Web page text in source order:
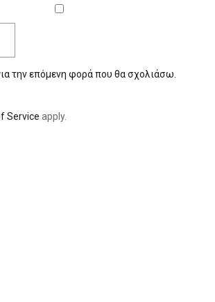
την επόμενη φορά που θα σχολιάσω.
Service apply.